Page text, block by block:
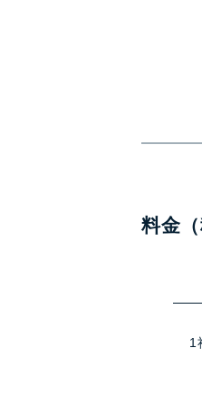
料金（
1